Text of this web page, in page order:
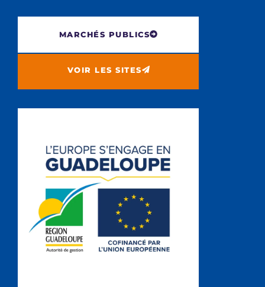
MARCHÉS PUBLICS
VOIR LES SITES